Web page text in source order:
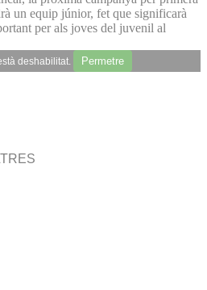
un equip júnior, fet que significarà
per als joves del juvenil al
deshabilitat. Permetre